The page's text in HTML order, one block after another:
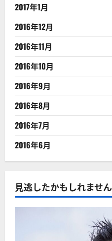
2017年1月
2016年12月
2016年11月
2016年10月
2016年9月
2016年8月
2016年7月
2016年6月
見逃したかもしれません